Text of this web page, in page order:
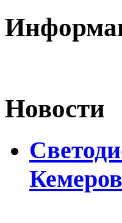
Новости